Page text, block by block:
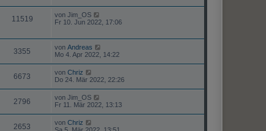
11519 von Jim_OS
Fr 10. Jun 2022, 17:06
3355 von Andreas
Mo 4. Apr 2022, 14:22
6673 von Chriz
Do 24. Mär 2022, 22:26
2796 von Jim_OS
Fr 11. Mär 2022, 13:13
2653 von Chriz
Sa 5. Mär 2022, 13:51